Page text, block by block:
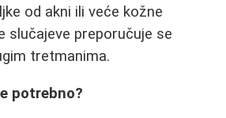
od akni ili veće kožne
slučajeve preporučuje se
tretmanima.
potrebno?